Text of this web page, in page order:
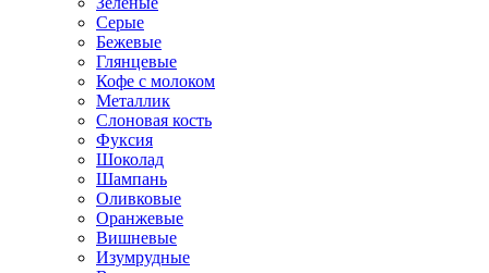
Серые
Бежевые
Глянцевые
Кофе с молоком
Металлик
Слоновая кость
Фуксия
Шоколад
Шампань
Оливковые
Оранжевые
Вишневые
Изумрудные